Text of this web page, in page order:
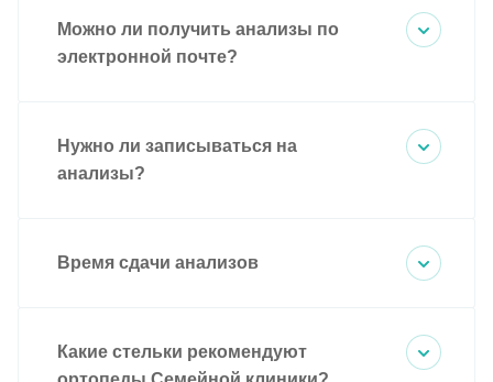
Можно ли получить анализы по
электронной почте?
Нужно ли записываться на
анализы?
Время сдачи анализов
Какие стельки рекомендуют